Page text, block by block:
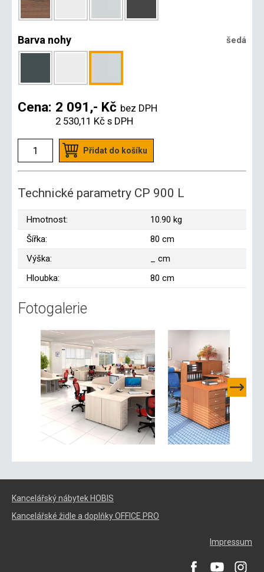
Barva nohy šedá
Cena: 2 091,- Kč bez DPH
2 530,11 Kč s DPH
Přidat do košíku
Technické parametry CP 900 L
Hmotnost:
10.90 kg
Šířka:
80 cm
Výška:
_ cm
Hloubka:
80 cm
Fotogalerie
Kancelářský nábytek HOBIS
Kancelářské židle a doplňky OFFICE PRO
Impressum